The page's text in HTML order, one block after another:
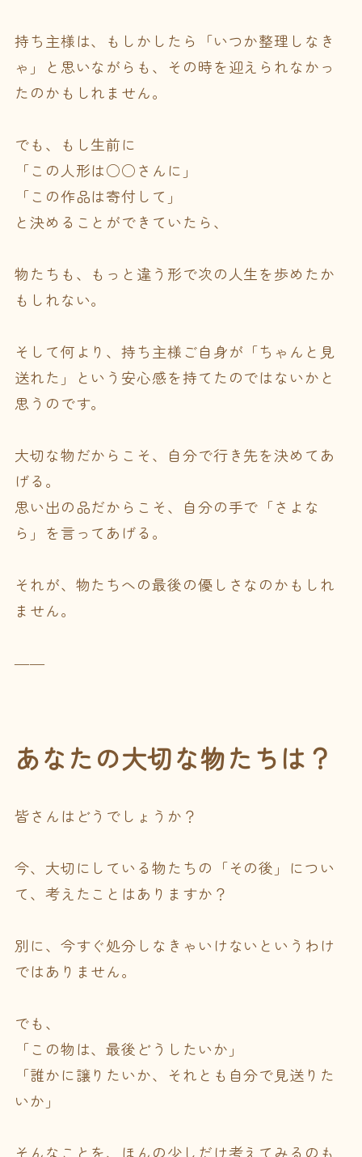
持ち主様は、もしかしたら「いつか整理しなき
ゃ」と思いながらも、その時を迎えられなかっ
たのかもしれません。
でも、もし生前に
「この人形は○○さんに」
「この作品は寄付して」
と決めることができていたら、
物たちも、もっと違う形で次の人生を歩めたか
もしれない。
そして何より、持ち主様ご自身が「ちゃんと見
送れた」という安心感を持てたのではないかと
思うのです。
大切な物だからこそ、自分で行き先を決めてあ
げる。
思い出の品だからこそ、自分の手で「さよな
ら」を言ってあげる。
それが、物たちへの最後の優しさなのかもしれ
ません。
――
あなたの大切な物たちは？
皆さんはどうでしょうか？
今、大切にしている物たちの「その後」につい
て、考えたことはありますか？
別に、今すぐ処分しなきゃいけないというわけ
ではありません。
でも、
「この物は、最後どうしたいか」
「誰かに譲りたいか、それとも自分で見送りた
いか」
そんなことを、ほんの少しだけ考えてみるのも